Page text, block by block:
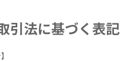
引法に基づく表記